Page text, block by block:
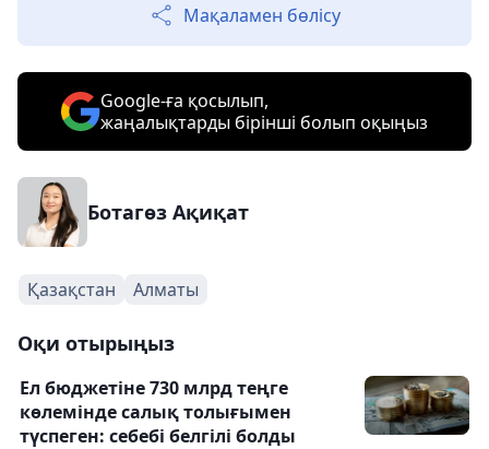
Мақаламен бөлісу
Google-ға қосылып,
жаңалықтарды бірінші болып оқыңыз
Ботагөз Ақиқат
Қазақстан Алматы
Оқи отырыңыз
Ел бюджетіне 730 млрд теңге
көлемінде салық толығымен
түспеген: себебі белгілі болды